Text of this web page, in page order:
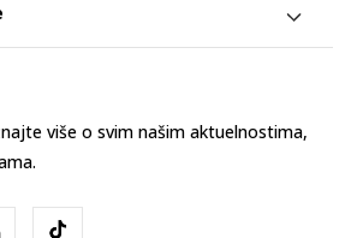
više o svim našim aktuelnostima,